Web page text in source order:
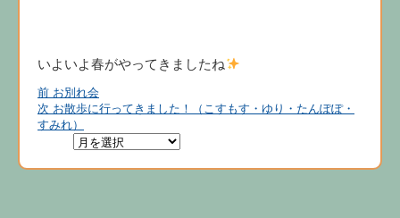
いよいよ春がやってきましたね
投
稿
前 前
の
投
お別れ会
次 次
の
お散歩に行ってきました！（こすもす・ゆり・たんぽぽ・
すみれ）